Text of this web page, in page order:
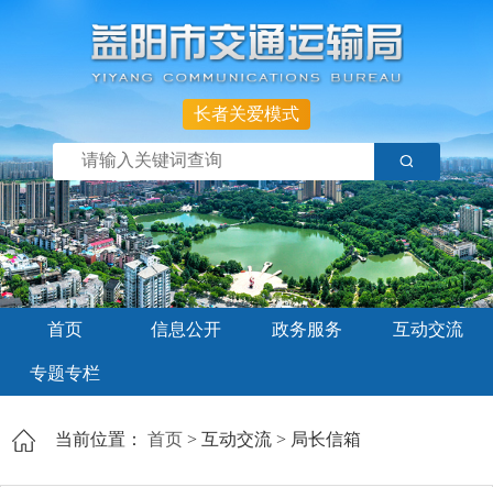
长者关爱模式
首页 信息公开 政务服务 互动交流
专题专栏
当前位置： 首页 > 互动交流 > 局长信箱